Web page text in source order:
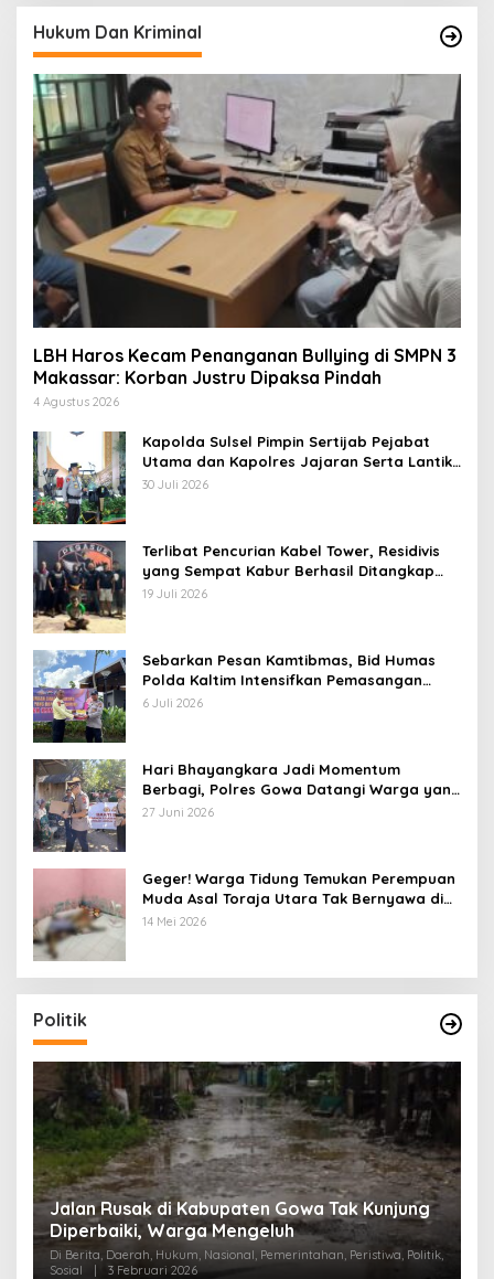
Hukum Dan Kriminal
LBH Haros Kecam Penanganan Bullying di SMPN 3
Makassar: Korban Justru Dipaksa Pindah
4 Agustus 2026
Kapolda Sulsel Pimpin Sertijab Pejabat
Utama dan Kapolres Jajaran Serta Lantik
Karolog dan Kapolresta Gowa
30 Juli 2026
Terlibat Pencurian Kabel Tower, Residivis
yang Sempat Kabur Berhasil Ditangkap
Tim Gabungan di Jeneponto
19 Juli 2026
Sebarkan Pesan Kamtibmas, Bid Humas
Polda Kaltim Intensifkan Pemasangan
Spanduk serta Pembagian Stiker
6 Juli 2026
Hari Bhayangkara Jadi Momentum
Berbagi, Polres Gowa Datangi Warga yang
Membutuhkan
27 Juni 2026
Geger! Warga Tidung Temukan Perempuan
Muda Asal Toraja Utara Tak Bernyawa di
Kamar Kos
14 Mei 2026
Politik
Jalan Rusak di Kabupaten Gowa Tak Kunjung
Diperbaiki, Warga Mengeluh
Di Berita, Daerah, Hukum, Nasional, Pemerintahan, Peristiwa, Politik,
Sosial
| 3 Februari 2026